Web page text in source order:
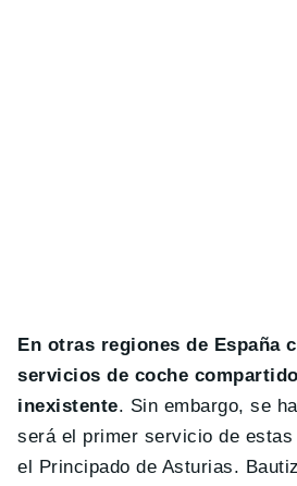
En otras regiones de España
servicios de coche
inexistente. Sin embargo, se
será el primer servicio de
el Principado de Asturias.